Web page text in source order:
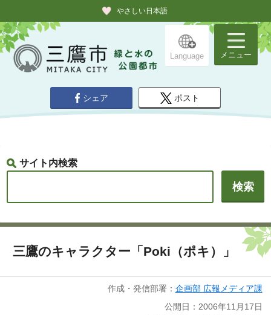
やさしい日本語
Language メニュー
シェア ポスト
サイト内検索
三鷹のキャラクター「Poki（ポキ）」
作成・発信部署： 企画部 広報メディア課
公開日：2006年11月17日